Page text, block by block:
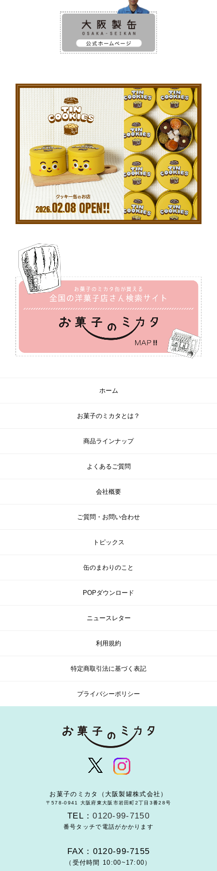
ホーム
お菓子のミカタとは？
商品ラインナップ
よくあるご質問
会社概要
ご質問・お問い合わせ
トピックス
缶のまわりのこと
POPダウンロード
ニュースレター
利用規約
特定商取引法に基づく表記
プライバシーポリシー
お菓子のミカタ（大阪製罐株式会社）
〒578-0941 大阪府東大阪市岩田町2丁目3番28号
TEL：0120-99-7150
番号タッチで電話がかかります
FAX：0120-99-7155
（受付時間 10:00~17:00）